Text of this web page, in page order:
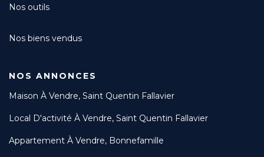
Nos outils
Nos biens vendus
NOS ANNONCES
Maison À Vendre, Saint Quentin Fallavier
Local D'activité À Vendre, Saint Quentin Fallavier
Appartement À Vendre, Bonnefamille